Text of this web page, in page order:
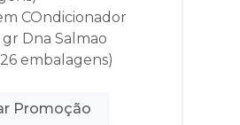
COndicionador
Dna Salmao
embalagens)
Promoção